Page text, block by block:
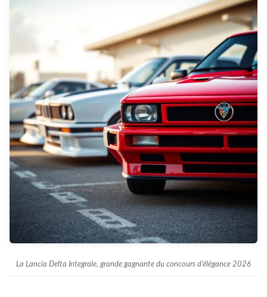
La Lancia Delta Integrale, grande gagnante du concours d’élégance 2026